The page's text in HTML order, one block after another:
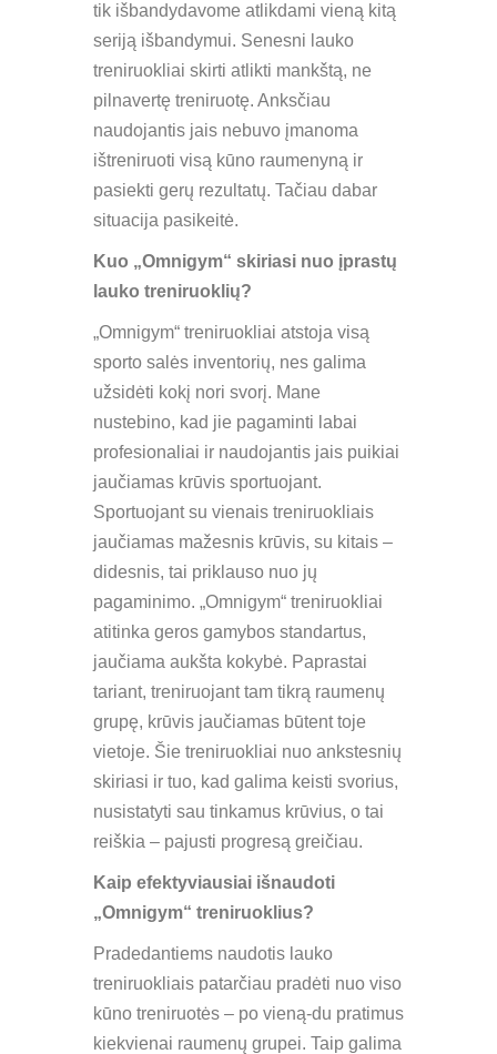
tik išbandydavome atlikdami vieną kitą
seriją išbandymui. Senesni lauko
treniruokliai skirti atlikti mankštą, ne
pilnavertę treniruotę. Anksčiau
naudojantis jais nebuvo įmanoma
ištreniruoti visą kūno raumenyną ir
pasiekti gerų rezultatų. Tačiau dabar
situacija pasikeitė.
Kuo „Omnigym“ skiriasi nuo įprastų
lauko treniruoklių?
„Omnigym“ treniruokliai atstoja visą
sporto salės inventorių, nes galima
užsidėti kokį nori svorį. Mane
nustebino, kad jie pagaminti labai
profesionaliai ir naudojantis jais puikiai
jaučiamas krūvis sportuojant.
Sportuojant su vienais treniruokliais
jaučiamas mažesnis krūvis, su kitais –
didesnis, tai priklauso nuo jų
pagaminimo. „Omnigym“ treniruokliai
atitinka geros gamybos standartus,
jaučiama aukšta kokybė. Paprastai
tariant, treniruojant tam tikrą raumenų
grupę, krūvis jaučiamas būtent toje
vietoje. Šie treniruokliai nuo ankstesnių
skiriasi ir tuo, kad galima keisti svorius,
nusistatyti sau tinkamus krūvius, o tai
reiškia – pajusti progresą greičiau.
Kaip efektyviausiai išnaudoti
„Omnigym“ treniruoklius?
Pradedantiems naudotis lauko
treniruokliais patarčiau pradėti nuo viso
kūno treniruotės – po vieną-du pratimus
kiekvienai raumenų grupei. Taip galima